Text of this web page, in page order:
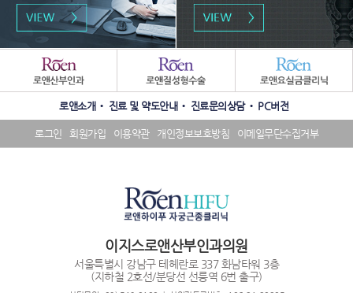
배
역
영
로앤소개 진료 및 약도안내 진료문의상담 PC버전
로그인 회원가입 이용약관 개인정보보호방침 이메일무단수집거부
이지스로앤산부인과의원
서울특별시 강남구 테헤란로 337 화남타워 3층
(지하철 2호선/분당선 선릉역 6번 출구)